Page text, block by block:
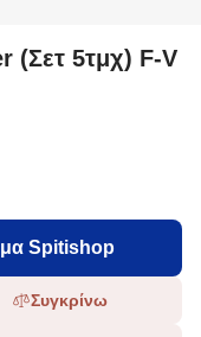
(Σετ 5τμχ) F-V
Spitishop
Συγκρίνω